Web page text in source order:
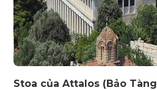
Stoa của Attalos (Bảo Tàng